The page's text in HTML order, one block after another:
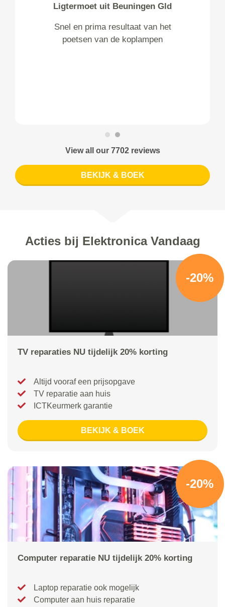
Ligtermoet uit Beuningen Gld
Snel en prima resultaat van het
poetsen van de koplampen
View all our 7702 reviews
BEKIJK & BOEK
Acties bij Elektronica Vandaag
-20%
TV reparaties NU tijdelijk 20% korting
Altijd vooraf een prijsopgave
TV reparatie aan huis
ICTKeurmerk garantie
BEKIJK & BOEK
-20%
Computer reparatie NU tijdelijk 20% korting
Laptop reparatie ook mogelijk
Computer aan huis reparatie